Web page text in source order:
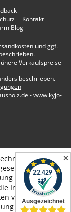
✕
Kontakt
Blog
und ggf.
Verkaufspreise
beschrieben.
-www.kyjo-
Betrieb
werden.
dieser Website
Interaktion mit
vereinfachen
gesetzt.